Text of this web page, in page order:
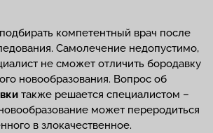
компетентный врач после
Самолечение недопустимо,
не сможет отличить бородавку
новообразования. Вопрос об
также решается специалистом –
может переродиться
в злокачественное.